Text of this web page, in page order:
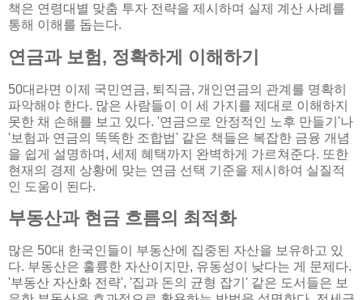
책은 연령대별 맞춤 투자 전략을 제시하며 실제 계산 사례를
통해 이해를 돕는다.
연금과 보험, 정확하게 이해하기
50대라면 이제 국민연금, 퇴직금, 개인연금의 관계를 명확히
파악해야 한다. 많은 사람들이 이 세 가지를 제대로 이해하지
못한 채 손해를 보고 있다. '연금으로 안정적인 노후 만들기'나
'보험과 연금의 똑똑한 조합법' 같은 책들은 복잡한 금융 개념
을 쉽게 설명하며, 세제 혜택까지 완벽하게 가르쳐준다. 또한
현재의 경제 상황에 맞는 연금 선택 기준을 제시하여 실질적
인 도움이 된다.
부동산과 현금 흐름의 최적화
많은 50대 한국인들이 부동산에 집중된 자산을 보유하고 있
다. 부동산은 훌륭한 자산이지만, 유동성이 낮다는 게 문제다.
'부동산 자산화 전략', '집과 돈의 균형 잡기' 같은 도서들은 보